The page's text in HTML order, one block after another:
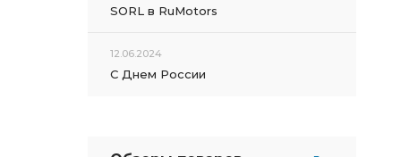
SORL в RuMotors
12.06.2024
С Днем России